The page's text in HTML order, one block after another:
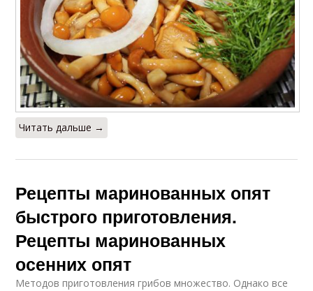
Читать дальше →
Рецепты маринованных опят
быстрого приготовления.
Рецепты маринованных
осенних опят
Методов приготовления грибов множество. Однако все